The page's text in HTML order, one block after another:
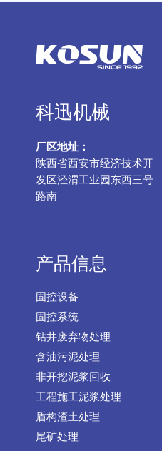
科迅机械
厂区地址：
陕西省西安市经济技术开
发区泾渭工业园东西三号
路南
产品信息
固控设备
固控系统
钻井废弃物处理
含油污泥处理
非开挖泥浆回收
工程施工泥浆处理
盾构渣土处理
尾矿处理